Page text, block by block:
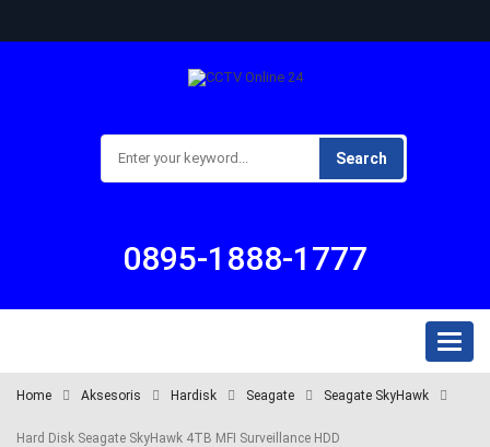
Search
0895-1888-1777
Home Aksesoris Hardisk Seagate Seagate SkyHawk
Hard Disk Seagate SkyHawk 4TB MFI Surveillance HDD